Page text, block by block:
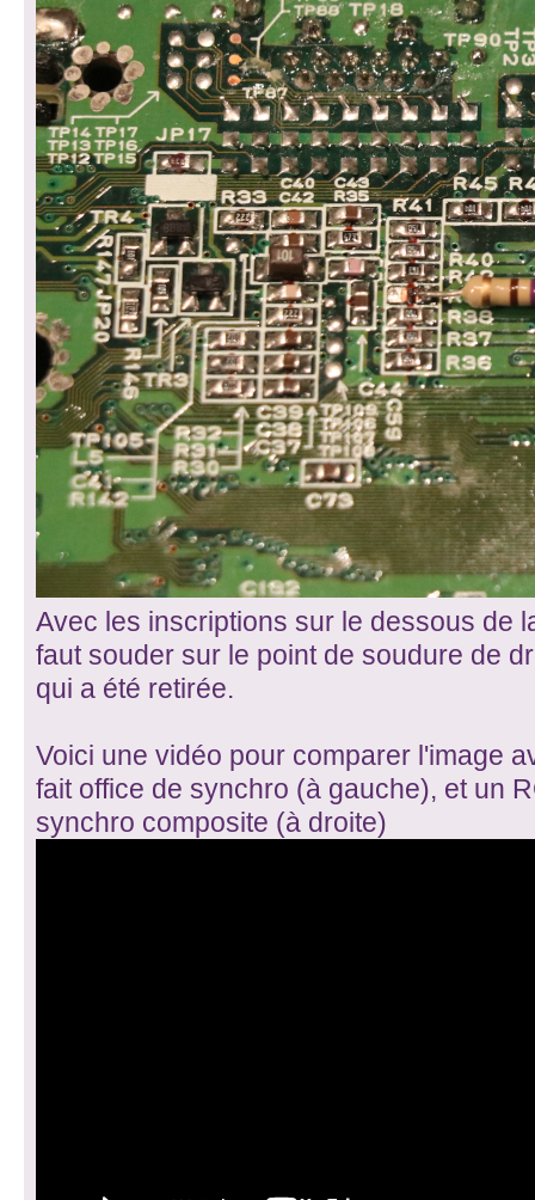
Avec les inscriptions sur le dessous de
faut souder sur le point de soudure de
qui a été retirée.
Voici une vidéo pour comparer l'image
fait office de synchro (à gauche), et un
synchro composite (à droite)